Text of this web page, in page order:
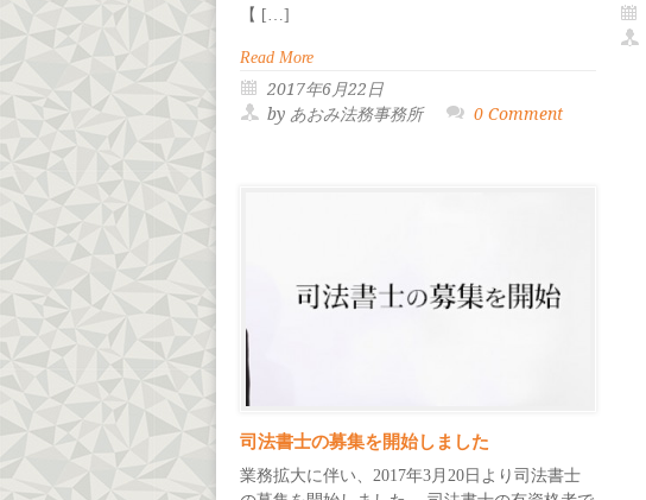
【 […]
Read More
2017年6月22日
by あおみ法務事務所
0 Comment
司法書士の募集を開始しました
業務拡大に伴い、2017年3月20日より司法書士